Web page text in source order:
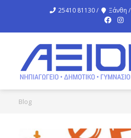
25410 81130 / Ξάνθη /
Blog